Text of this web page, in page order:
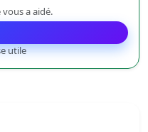
a aidé.
utile